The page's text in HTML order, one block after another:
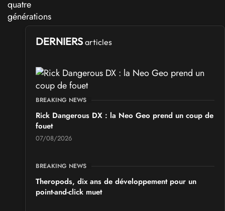
DERNIERS articles
BREAKING NEWS
Rick Dangerous DX : la Neo Geo prend un coup de
fouet
07/08/2026
BREAKING NEWS
Theropods, dix ans de développement pour un
point-and-click muet